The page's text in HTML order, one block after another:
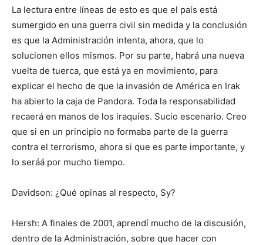
La lectura entre líneas de esto es que el país está
sumergido en una guerra civil sin medida y la conclusión
es que la Administración intenta, ahora, que lo
solucionen ellos mismos. Por su parte, habrá una nueva
vuelta de tuerca, que está ya en movimiento, para
explicar el hecho de que la invasión de América en Irak
ha abierto la caja de Pandora. Toda la responsabilidad
recaerá en manos de los iraquíes. Sucio escenario. Creo
que si en un principio no formaba parte de la guerra
contra el terrorismo, ahora si que es parte importante, y
lo seráá por mucho tiempo.
Davidson: ¿Qué opinas al respecto, Sy?
Hersh: A finales de 2001, aprendí mucho de la discusión,
dentro de la Administración, sobre que hacer con